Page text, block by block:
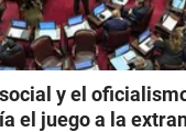
y el
el juego a la